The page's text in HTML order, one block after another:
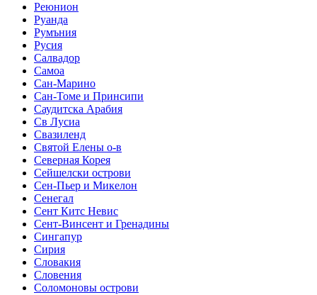
Реюнион
Руанда
Румъния
Русия
Салвадор
Самоа
Сан-Марино
Сан-Томе и Принсипи
Саудитска Арабия
Св Лусиа
Свазиленд
Святой Елены о-в
Северная Корея
Сейшелски острови
Сен-Пьер и Микелон
Сенегал
Сент Китс Невис
Сент-Винсент и Гренадины
Сингапур
Сирия
Словакия
Словения
Соломоновы острови